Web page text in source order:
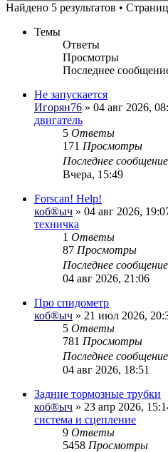
Найдено 5 результатов •
Темы
Ответы
Просмотры
Последнее
Не запускается
Игорян76 » 04 авг 2026,
двигатель
5 Ответы
171 Просмотры
Последнее сообщение
Вчера, 15:49
Forscan! Help!
коб®ыч » 04 авг 2026,
техничка
1 Ответы
87 Просмотры
Последнее сообщение
04 авг 2026, 21:06
Про спидометр
коб®ыч » 21 июл 2026,
5 Ответы
781 Просмотры
Последнее сообщение
04 авг 2026, 18:51
Задние тормозные трубки
коб®ыч » 23 апр 2026,
система и сцепление
9 Ответы
5458 Просмотры